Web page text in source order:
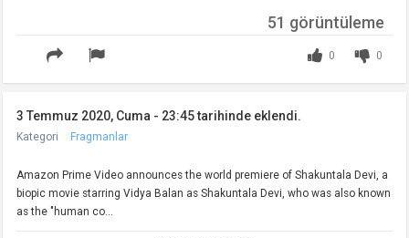
0
0
51 görüntüleme
3 Temmuz 2020, Cuma - 23:45 tarihinde eklendi.
Kategori Fragmanlar
Amazon Prime Video announces the world premiere of Shakuntala Devi, a
biopic movie starring Vidya Balan as Shakuntala Devi, who was also known
as the "human co...